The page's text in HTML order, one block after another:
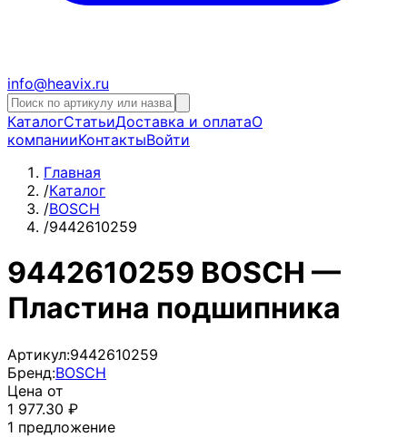
info@heavix.ru
КаталогСтатьиДоставка и оплатаО
компанииКонтактыВойти
Главная
/Каталог
/BOSCH
/9442610259
9442610259 BOSCH —
Пластина подшипника
Артикул:9442610259
Бренд:BOSCH
Цена от
1 977.30 ₽
1 предложение